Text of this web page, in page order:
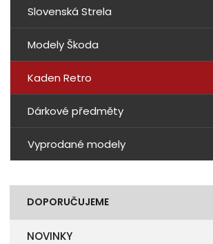
Slovenská Strela
Modely Škoda
Kaden Retro
Dárkové předměty
Vyprodané modely
DOPORUČUJEME
NOVINKY